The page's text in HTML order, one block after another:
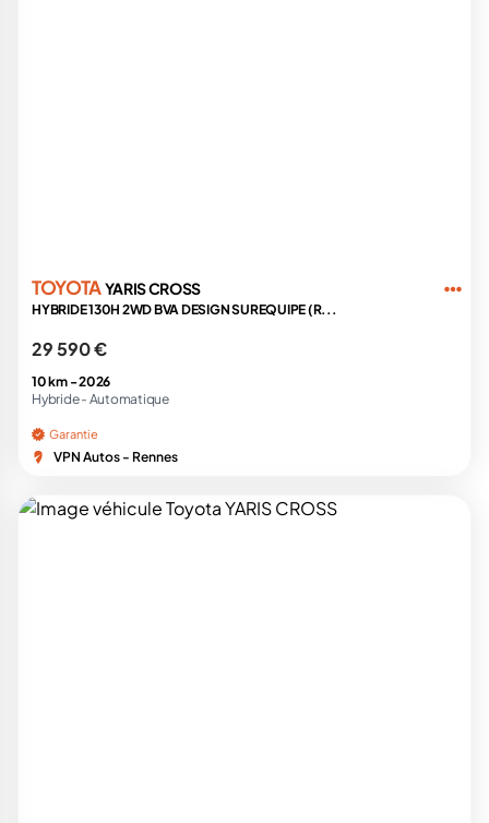
TOYOTAYARIS CROSS
HYBRIDE 130H 2WD BVA DESIGN SUREQUIPE (R...
29 590 €
10 km -2026
Hybride - Automatique
Garantie
VPN Autos - Rennes